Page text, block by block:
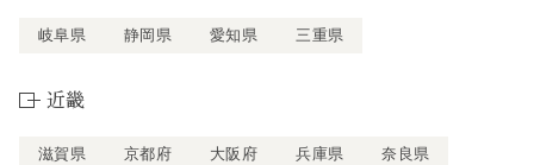
岐阜県 静岡県 愛知県 三重県
近畿
滋賀県 京都府 大阪府 兵庫県
奈良県